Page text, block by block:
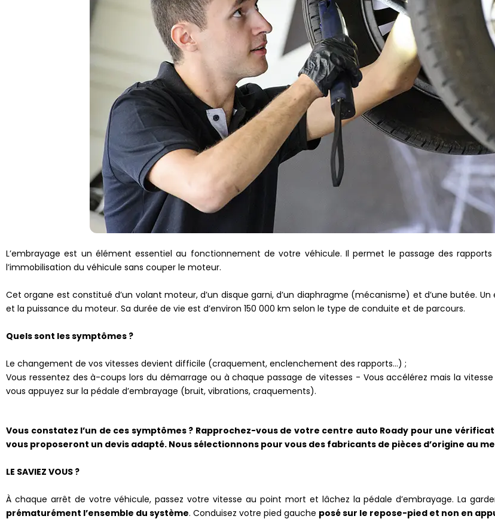
L’embrayage est un élément essentiel au fonctionnement de votre véhicule. Il permet le passage des
l’immobilisation du véhicule sans couper le moteur.
Cet organe est constitué d’un volant moteur, d’un disque garni, d’un diaphragme (mécanisme) et d’une butée.
et la puissance du moteur. Sa durée de vie est d’environ 150 000 km selon le type de conduite et de parcours.
Quels sont les symptômes ?
Le changement de vos vitesses devient difficile (craquement, enclenchement des rapports…) ;
Vous ressentez des à-coups lors du démarrage ou à chaque passage de vitesses - Vous accélérez mais la
vous appuyez sur la pédale d’embrayage (bruit, vibrations, craquements).
Vous constatez l’un de ces symptômes ? Rapprochez-vous de votre centre auto Roady pour une
vous proposeront un devis adapté. Nous sélectionnons pour vous des fabricants de pièces d’origine au
LE SAVIEZ VOUS ?
À chaque arrêt de votre véhicule, passez votre vitesse au point mort et lâchez la pédale d’embrayage. La
prématurément l’ensemble du système. Conduisez votre pied gauche posé sur le repose-pied et non en